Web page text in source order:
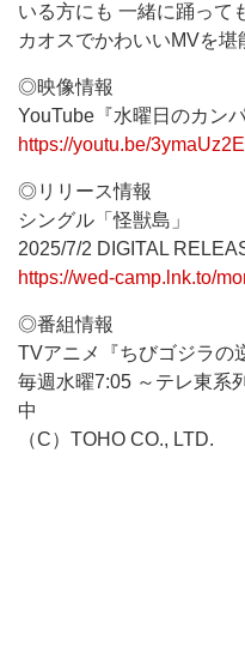
いる方にも 一緒に踊って
カオスでかわいいMVを堪
◎映像情報
YouTube『水曜日のカン
https://youtu.be/
◎リリース情報
シングル「怪獣島」
2025/7/2 DIGITAL
https://wed-camp.lnk.to/
◎番組情報
TVアニメ『ちびゴジラの
毎週水曜7:05 ～テレ東系
中
（C）TOHO CO., LTD.